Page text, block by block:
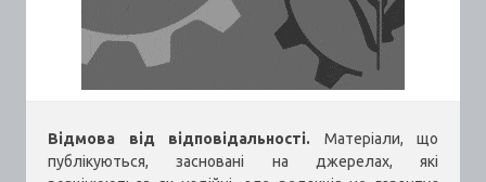
Відмова від відповідальності. Матеріали, що
публікуються, засновані на джерелах, які